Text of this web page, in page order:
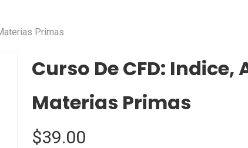
Primas
Curso De CFD: Indice,
Materias Primas
$39.00